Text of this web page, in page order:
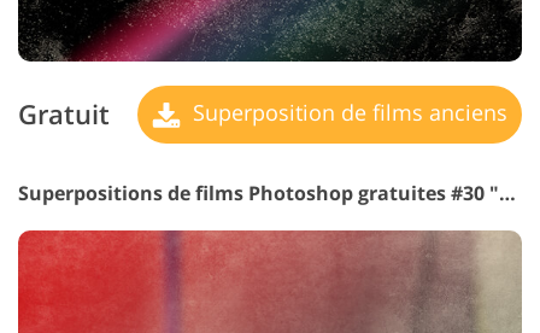
Gratuit Superposition de films anciens
Superpositions de films Photoshop gratuites #30 "Morning Glory"